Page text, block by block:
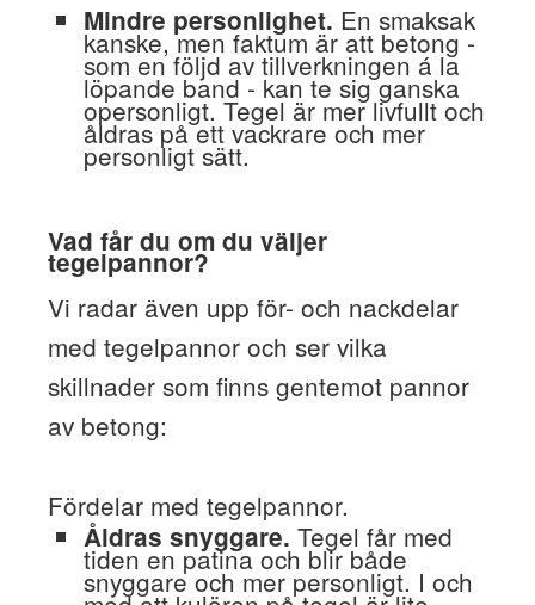
Mindre personlighet. En smaksak
kanske, men faktum är att betong -
som en följd av tillverkningen á la
löpande band - kan te sig ganska
opersonligt. Tegel är mer livfullt och
åldras på ett vackrare och mer
personligt sätt.
Vad får du om du väljer
tegelpannor?
Vi radar även upp för- och nackdelar
med tegelpannor och ser vilka
skillnader som finns gentemot pannor
av betong:
Fördelar med tegelpannor.
Åldras snyggare. Tegel får med
tiden en patina och blir både
snyggare och mer personligt. I och